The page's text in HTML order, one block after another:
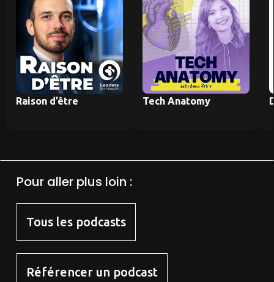
Raison d’être Tech Anatomy
Pour aller plus loin :
Tous les podcasts
Référencer un podcast